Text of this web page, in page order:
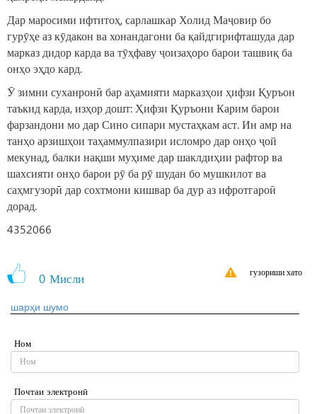
Дар маросими ифтитоҳ, сарлашкар Холид Маҷовир бо
гурӯҳе аз кӯдакон ва хонандагони ба қайдгирифташуда дар
марказ дидор карда ва тӯҳфаву ҷоизаҳоро барои ташвиқ ба
онҳо эҳдо кард.
Ӯ зимни суханронӣ бар аҳамияти марказҳои ҳифзи Қуръон
таъкид карда, изҳор дошт: Ҳифзи Қуръони Карим барои
фарзандони мо дар Сино сипари мустаҳкам аст. Ин амр на
танҳо арзишҳои таҳаммулпазири исломро дар онҳо ҷой
мекунад, балки нақши муҳиме дар шаклдиҳии рафтор ва
шахсияти онҳо барои рӯ ба рӯ шудан бо мушкилот ва
саҳмгузорӣ дар сохтмони кишвар ба дур аз ифротгароӣ
дорад.
4352066
0 Мисли гузориши хато
шарҳи шумо
Ном
Почтаи электронӣ